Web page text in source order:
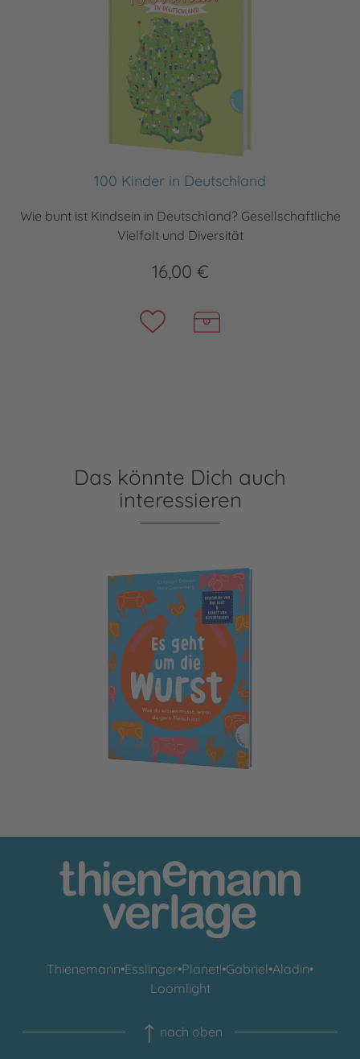
100 Kinder in Deutschland
Wie bunt ist Kindsein in Deutschland? Gesellschaftliche
Vielfalt und Diversität
16,00 €
Das könnte Dich auch
interessieren
Es geht um die Wurst
Thienemann•Esslinger•Planet!•Gabriel•Aladin•
Loomlight
nach oben